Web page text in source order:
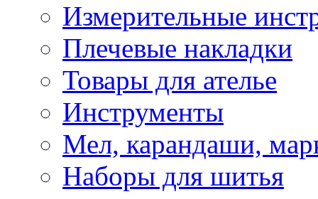
Измерительные
Плечевые накладки
Товары для ателье
Инструменты
Мел, карандаши,
Наборы для шитья